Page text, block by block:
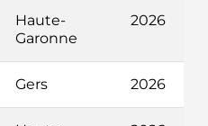
Haute-
Garonne
2026
Gers 2026